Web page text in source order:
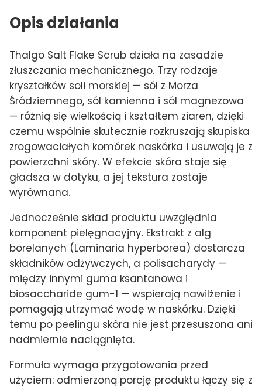
Opis działania
Thalgo Salt Flake Scrub działa na zasadzie
złuszczania mechanicznego. Trzy rodzaje
kryształków soli morskiej — sól z Morza
Śródziemnego, sól kamienna i sól magnezowa
— różnią się wielkością i kształtem ziaren, dzięki
czemu wspólnie skutecznie rozkruszają skupiska
zrogowaciałych komórek naskórka i usuwają je z
powierzchni skóry. W efekcie skóra staje się
gładsza w dotyku, a jej tekstura zostaje
wyrównana.
Jednocześnie skład produktu uwzględnia
komponent pielęgnacyjny. Ekstrakt z alg
borelanych (Laminaria hyperborea) dostarcza
składników odżywczych, a polisacharydy —
między innymi guma ksantanowa i
biosaccharide gum-1 — wspierają nawilżenie i
pomagają utrzymać wodę w naskórku. Dzięki
temu po peelingu skóra nie jest przesuszona ani
nadmiernie naciągnięta.
Formuła wymaga przygotowania przed
użyciem: odmierzoną porcję produktu łączy się z